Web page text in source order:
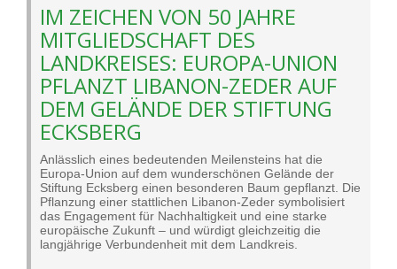
IM ZEICHEN VON 50 JAHRE
MITGLIEDSCHAFT DES
LANDKREISES: EUROPA-UNION
PFLANZT LIBANON-ZEDER AUF
DEM GELÄNDE DER STIFTUNG
ECKSBERG
Anlässlich eines bedeutenden Meilensteins hat die
Europa-Union auf dem wunderschönen Gelände der
Stiftung Ecksberg einen besonderen Baum gepflanzt. Die
Pflanzung einer stattlichen Libanon-Zeder symbolisiert
das Engagement für Nachhaltigkeit und eine starke
europäische Zukunft – und würdigt gleichzeitig die
langjährige Verbundenheit mit dem Landkreis.